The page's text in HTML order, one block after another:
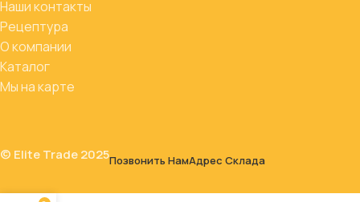
Наши контакты
Рецептура
О компании
Каталог
Мы на карте
© Elite Trade 2025Позвонить НамАдрес Склада